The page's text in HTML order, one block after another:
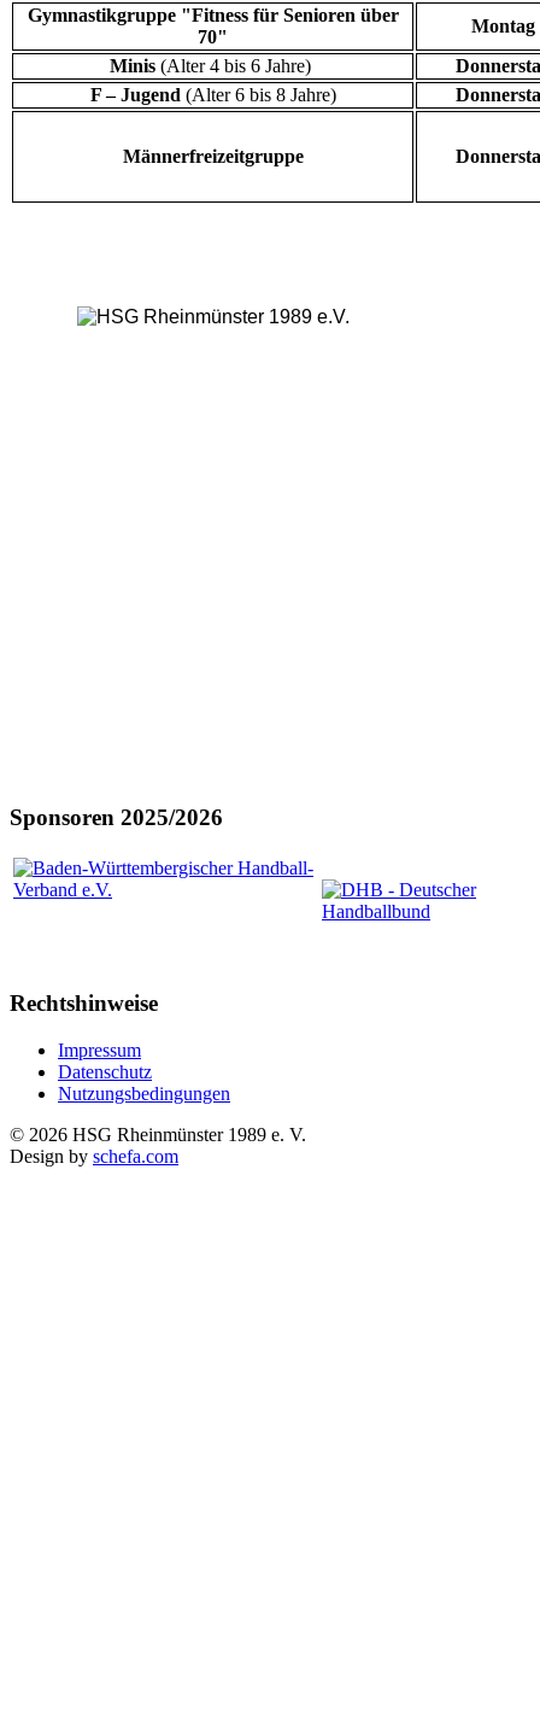
Gymnastikgruppe "Fitness für Senioren über
70"
Montag
Minis (Alter 4 bis 6 Jahre)
F – Jugend (Alter 6 bis 8 Jahre)
Männerfreizeitgruppe
Sponsoren 2025/2026
Rechtshinweise
Impressum
Datenschutz
Nutzungsbedingungen
© 2026 HSG Rheinmünster 1989 e. V.
Design by schefa.com